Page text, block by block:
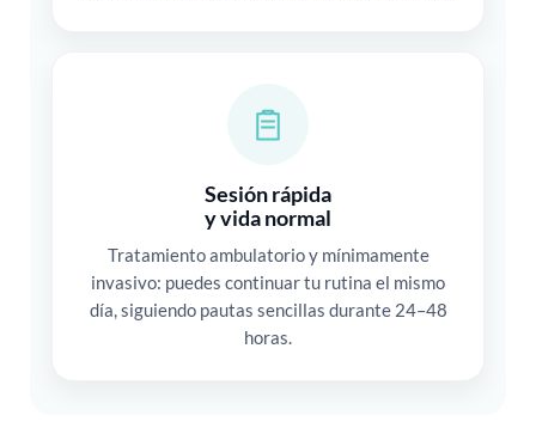
Sesión rápida
y vida normal
Tratamiento ambulatorio y mínimamente
invasivo: puedes continuar tu rutina el mismo
día, siguiendo pautas sencillas durante 24–48
horas.